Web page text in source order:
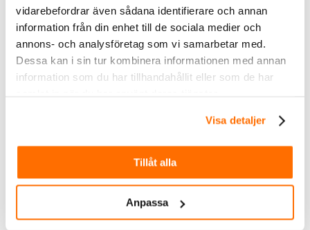
vidarebefordrar även sådana identifierare och annan
information från din enhet till de sociala medier och
annons- och analysföretag som vi samarbetar med.
Dessa kan i sin tur kombinera informationen med annan
information som du har tillhandahållit eller som de har
Visa detaljer
Tillåt alla
Anpassa
Köp